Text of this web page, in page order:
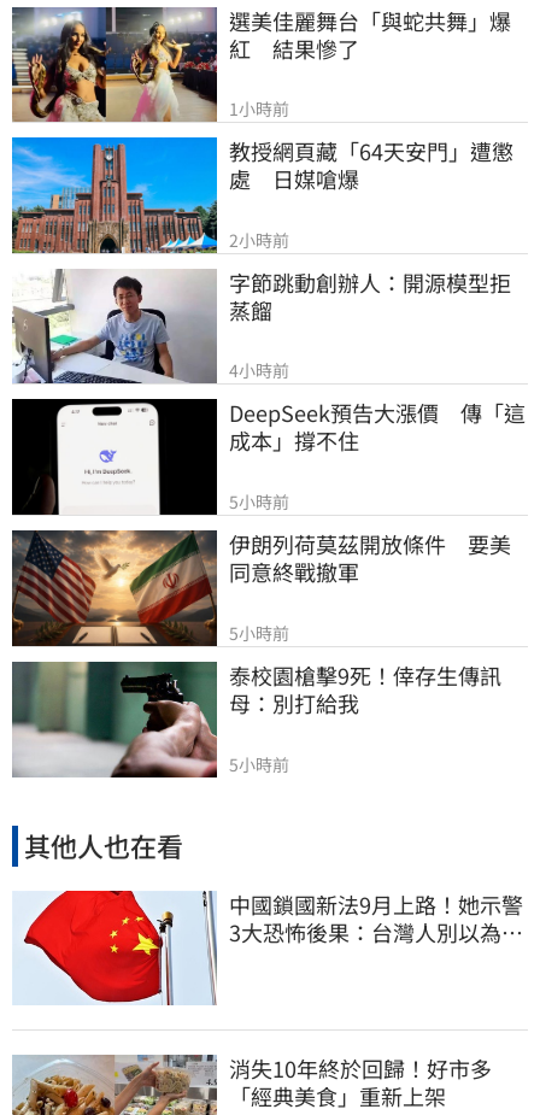
選美佳麗舞台「與蛇共舞」爆
紅　結果慘了
1小時前
教授網頁藏「64天安門」遭懲
處　日媒嗆爆
2小時前
字節跳動創辦人：開源模型拒
蒸餾
4小時前
DeepSeek預告大漲價　傳「這
成本」撐不住
5小時前
伊朗列荷莫茲開放條件　要美
同意終戰撤軍
5小時前
泰校園槍擊9死！倖存生傳訊
母：別打給我
5小時前
其他人也在看
中國鎖國新法9月上路！她示警
3大恐怖後果：台灣人別以為是
消失10年終於回歸！好市多
「經典美食」重新上架